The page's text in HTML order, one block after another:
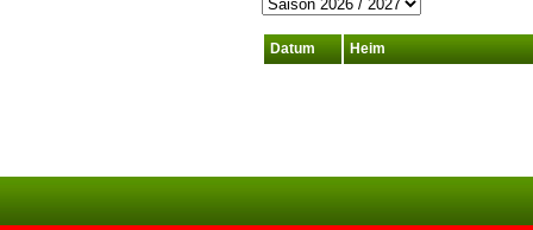
Datum Heim